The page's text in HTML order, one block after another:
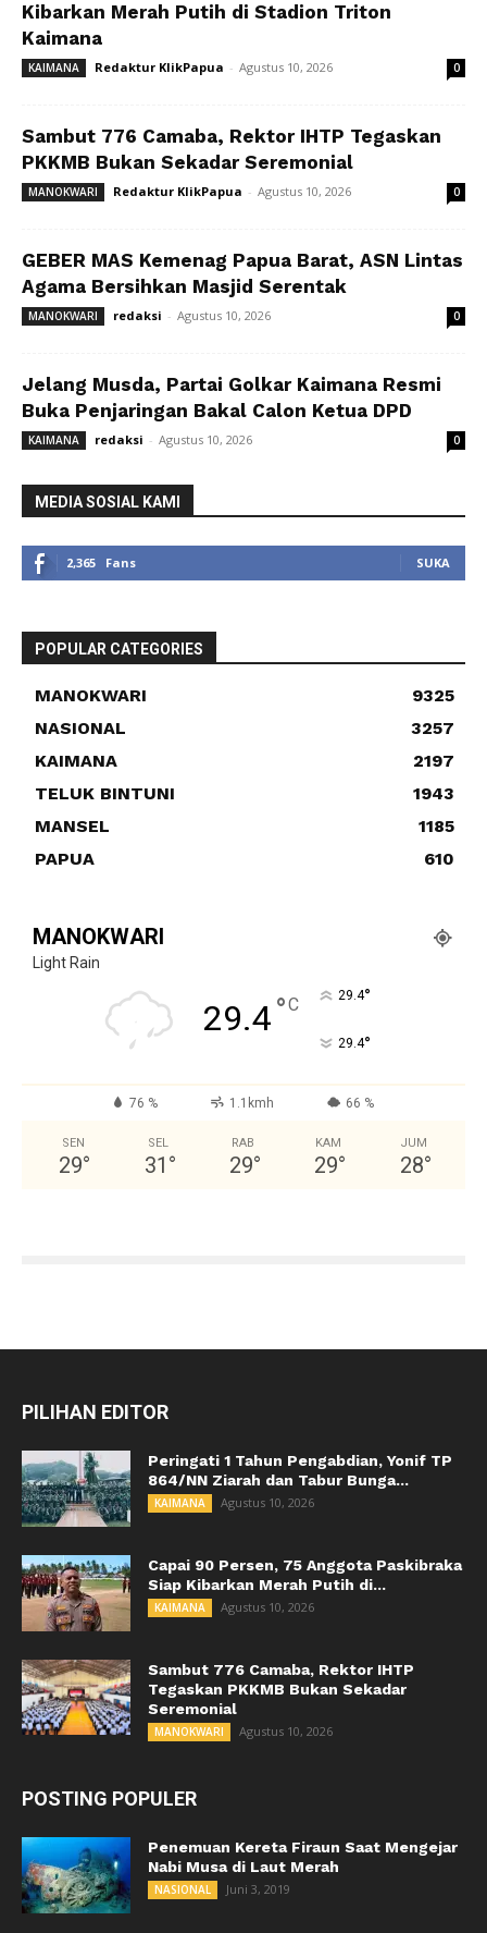
Kibarkan Merah Putih di Stadion Triton
Kaimana
KAIMANA Redaktur KlikPapua - Agustus 10, 2026 0
Sambut 776 Camaba, Rektor IHTP Tegaskan
PKKMB Bukan Sekadar Seremonial
MANOKWARI Redaktur KlikPapua - Agustus 10, 2026 0
GEBER MAS Kemenag Papua Barat, ASN Lintas
Agama Bersihkan Masjid Serentak
MANOKWARI redaksi - Agustus 10, 2026 0
Jelang Musda, Partai Golkar Kaimana Resmi
Buka Penjaringan Bakal Calon Ketua DPD
KAIMANA redaksi - Agustus 10, 2026 0
MEDIA SOSIAL KAMI
2,365 Fans SUKA
POPULAR CATEGORIES
MANOKWARI
9325
NASIONAL
3257
KAIMANA
2197
TELUK BINTUNI
1943
MANSEL
1185
PAPUA
610
MANOKWARI
Light Rain
29.4°C 29.4°
29.4°
76 % 1.1kmh 66 %
SEN
29°
SEL
31 °
RAB
29°
KAM
29°
JUM
28°
PILIHAN EDITOR
Peringati 1 Tahun Pengabdian, Yonif TP
864/NN Ziarah dan Tabur Bunga...
KAIMANA Agustus 10, 2026
Capai 90 Persen, 75 Anggota Paskibraka
Siap Kibarkan Merah Putih di...
KAIMANA Agustus 10, 2026
Sambut 776 Camaba, Rektor IHTP
Tegaskan PKKMB Bukan Sekadar
Seremonial
MANOKWARI Agustus 10, 2026
POSTING POPULER
Penemuan Kereta Firaun Saat Mengejar
Nabi Musa di Laut Merah
NASIONAL Juni 3, 2019